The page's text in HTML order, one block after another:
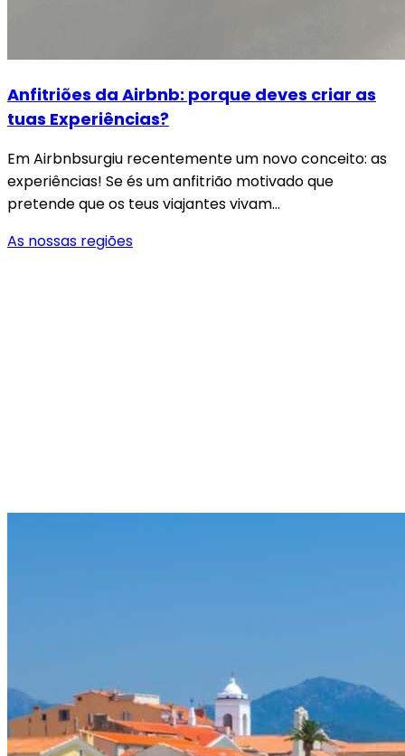
Anfitriões da Airbnb: porque deves criar as
tuas Experiências?
Em Airbnbsurgiu recentemente um novo conceito: as
experiências! Se és um anfitrião motivado que
pretende que os teus viajantes vivam…
As nossas regiões